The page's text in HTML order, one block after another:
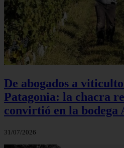
De abogados a
Patagonia: la chacra
convirtió en la bodega
31/07/2026